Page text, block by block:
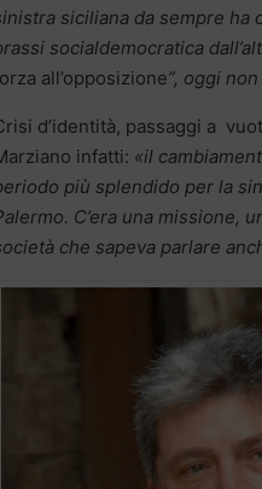
siciliana da sempre
socialdemocratica
all’opposizione”, oggi
d’identità, passaggi a
infatti: «il
più splendido per la
C’era una missione,
che sapeva parlare